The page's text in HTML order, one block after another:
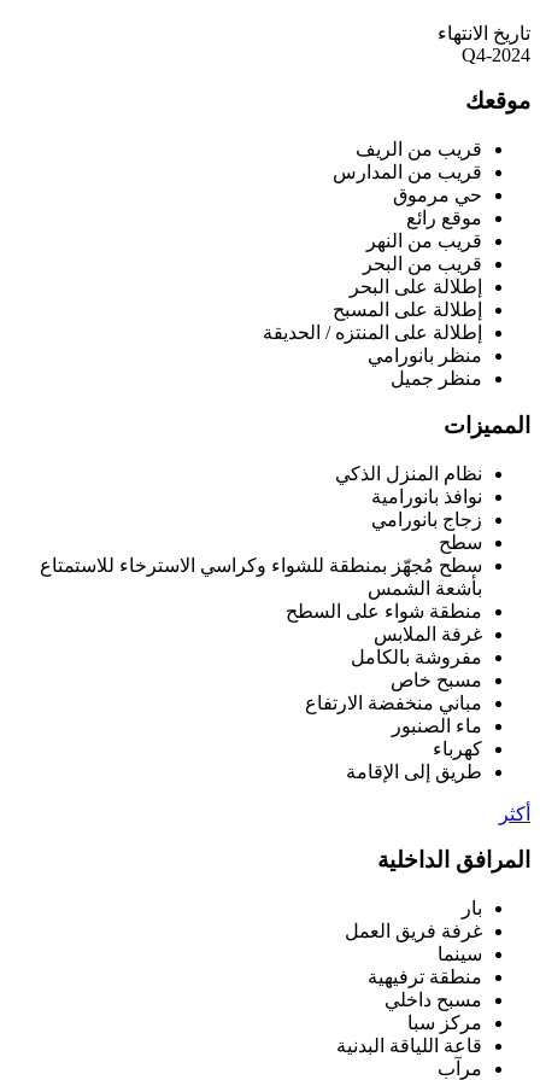
تاريخ الانتهاء
Q4-2024
موقعك
قريب من الريف
قريب من المدارس
حي مرموق
موقع رائع
قريب من النهر
قريب من البحر
إطلالة على البحر
إطلالة على المسبح
إطلالة على المنتزه / الحديقة
منظر بانورامي
منظر جميل
المميزات
نظام المنزل الذكي
نوافذ بانورامية
زجاج بانورامي
سطح
سطح مُجهّز بمنطقة للشواء وكراسي الاسترخاء للاستمتاع
بأشعة الشمس
منطقة شواء على السطح
غرفة الملابس
مفروشة بالكامل
مسبح خاص
مباني منخفضة الارتفاع
ماء الصنبور
كهرباء
طريق إلى الإقامة
أكثر
المرافق الداخلية
بار
غرفة فريق العمل
سينما
منطقة ترفيهية
مسبح داخلي
مركز سبا
قاعة اللياقة البدنية
مرآب